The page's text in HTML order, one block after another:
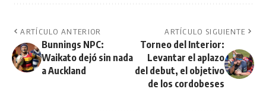
ARTÍCULO ANTERIOR
Bunnings NPC:
Waikato dejó sin nada
a Auckland
ARTÍCULO SIGUIENTE
Torneo del Interior:
Levantar el aplazo
del debut, el objetivo
de los cordobeses